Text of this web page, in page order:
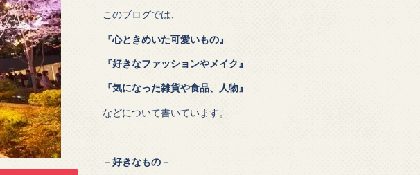
このブログでは、
『心ときめいた可愛いもの』
『好きなファッションやメイク』
『気になった雑貨や食品、人物』
などについて書いています。
－ 好きなもの －